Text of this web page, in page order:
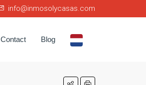
info@inmosolycasas.com
Contact Blog